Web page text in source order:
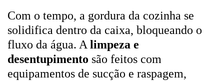
Com o tempo, a gordura da cozinha se
solidifica dentro da caixa, bloqueando o
fluxo da água. A limpeza e
desentupimento são feitos com
equipamentos de sucção e raspagem,